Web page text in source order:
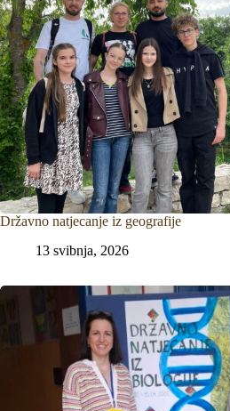
Državno natjecanje iz geografije
13 svibnja, 2026